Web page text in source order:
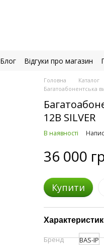
Блог Відгуки про магазин
Головна Каталог
Багатоабонентська
12B SILVER
В наявності
36 000
Купити
Бренд BAS-IP